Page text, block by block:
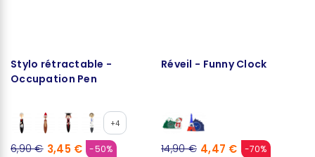
Stylo rétractable -
Occupation Pen
+4
6,90 € 3,45 € -50%
Réveil - Funny Clock
14,90 € 4,47 € -70%